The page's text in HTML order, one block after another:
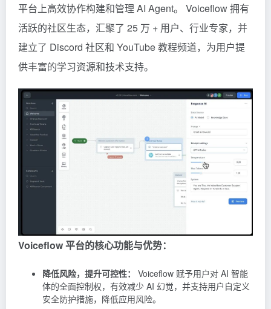
平台上高效协作构建和管理 AI Agent。 Voiceflow 拥有
活跃的社区生态，汇聚了 25 万 + 用户、行业专家，并
建立了 Discord 社区和 YouTube 教程频道，为用户提
供丰富的学习资源和技术支持。
Voiceflow 平台的核心功能与优势：
降低风险，提升可控性：
Voiceflow 赋予用户对 AI 智能
体的全面控制权，有效减少 AI 幻觉，并支持用户自定义
安全防护措施，降低应用风险。